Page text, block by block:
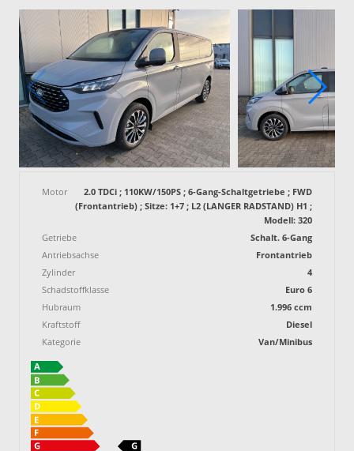
Motor
2.0 TDCi ; 110KW/150PS ; 6-Gang-Schaltgetriebe ; FWD
(Frontantrieb) ; Sitze: 1+7 ; L2 (LANGER RADSTAND) H1 ;
Modell: 320
Getriebe
Schalt. 6-Gang
Antriebsachse
Frontantrieb
Zylinder
4
Schadstoffklasse
Euro 6
Hubraum
1.996 ccm
Kraftstoff
Diesel
Kategorie
Van/Minibus